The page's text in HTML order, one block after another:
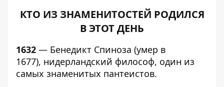
КТО ИЗ ЗНАМЕНИТОСТЕЙ РОДИЛСЯ
В ЭТОТ ДЕНЬ
1632 — Бенедикт Спиноза (умер в
1677), нидерландский философ, один из
самых знаменитых пантеистов.